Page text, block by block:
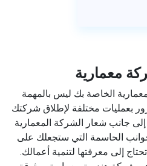
معمارية
الخاصة بك ليس بالمهمة
بعمليات مختلفة لإطلاق شركتك
جانب شعار الشركة المعمارية
الحاسمة التي ستجعلك على
إلى معرفتها لتنمية أعمالك.